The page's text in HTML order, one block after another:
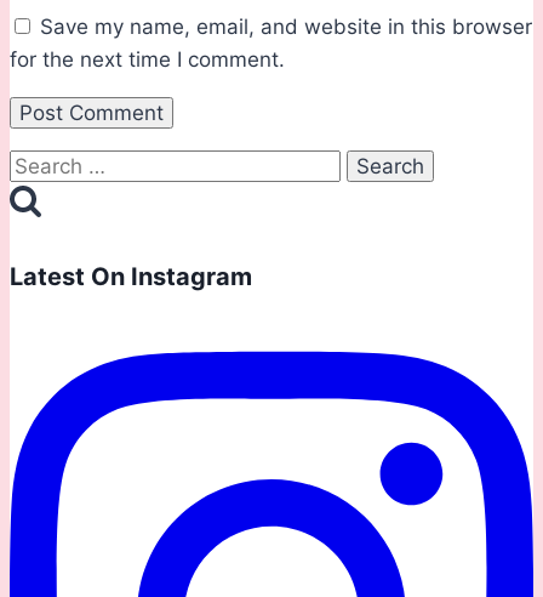
Save my name, email, and website in this browser
for the next time I comment.
Search
for:
Latest On Instagram